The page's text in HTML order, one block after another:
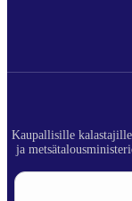
Kaupallisille
ja